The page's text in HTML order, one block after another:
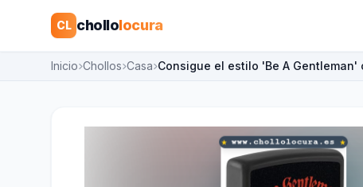
CL chollolocura
Inicio Chollos Casa Consigue el estilo 'Be A